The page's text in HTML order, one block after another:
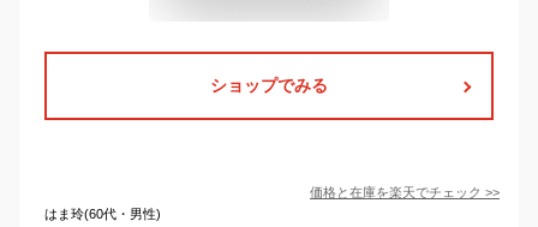
ショップでみる
価格と在庫を楽天でチェック >>
はま玲(60代・男性)